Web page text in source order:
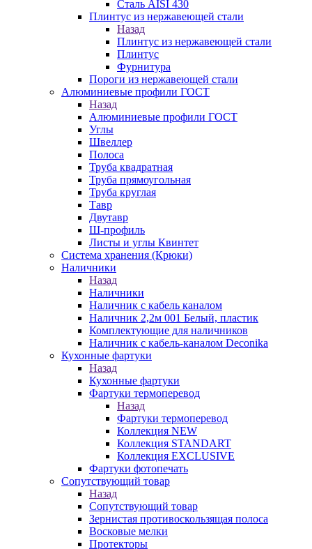
Сталь AISI 430
Плинтус из нержавеющей стали
Назад
Плинтус из нержавеющей стали
Плинтус
Фурнитура
Пороги из нержавеющей стали
Алюминиевые профили ГОСТ
Назад
Алюминиевые профили ГОСТ
Углы
Швеллер
Полоса
Труба квадратная
Труба прямоугольная
Труба круглая
Тавр
Двутавр
Ш-профиль
Листы и углы Квинтет
Система хранения (Крюки)
Наличники
Назад
Наличники
Наличник с кабель каналом
Наличник 2,2м 001 Белый, пластик
Комплектующие для наличников
Наличник с кабель-каналом Deconika
Кухонные фартуки
Назад
Кухонные фартуки
Фартуки термоперевод
Назад
Фартуки термоперевод
Коллекция NEW
Коллекция STANDART
Коллекция EXCLUSIVE
Фартуки фотопечать
Сопутствующий товар
Назад
Сопутствующий товар
Зернистая противоскользящая полоса
Восковые мелки
Протекторы